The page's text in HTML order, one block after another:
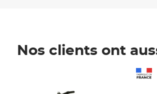
Nos clients ont